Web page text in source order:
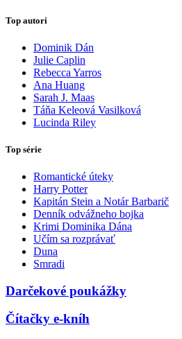
Top autori
Dominik Dán
Julie Caplin
Rebecca Yarros
Ana Huang
Sarah J. Maas
Táňa Keleová Vasilková
Lucinda Riley
Top série
Romantické úteky
Harry Potter
Kapitán Stein a Notár Barbarič
Denník odvážneho bojka
Krimi Dominika Dána
Učím sa rozprávať
Duna
Smradi
Darčekové poukážky
Čítačky e-kníh